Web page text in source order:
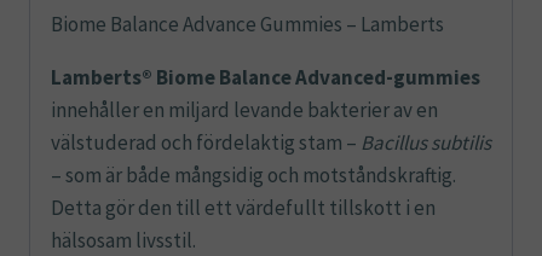
Biome Balance Advance Gummies – Lamberts
Lamberts® Biome Balance Advanced-gummies
innehåller en miljard levande bakterier av en
välstuderad och fördelaktig stam – Bacillus subtilis
– som är både mångsidig och motståndskraftig.
Detta gör den till ett värdefullt tillskott i en
hälsosam livsstil.